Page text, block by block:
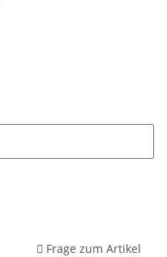
Frage zum Artikel